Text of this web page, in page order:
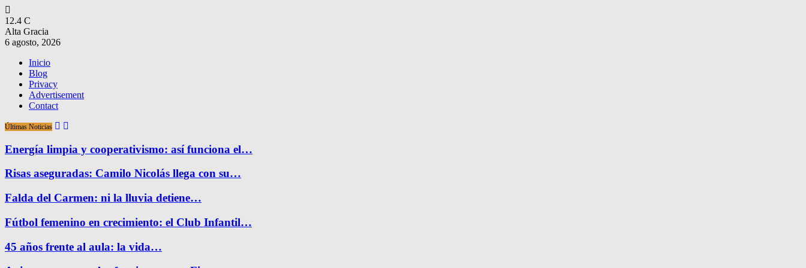
12.4 C
Alta Gracia
6 agosto, 2026
Inicio
Blog
Privacy
Advertisement
Contact
Últimas Noticias
Energía limpia y cooperativismo: así funciona el…
Risas aseguradas: Camilo Nicolás llega con su…
Falda del Carmen: ni la lluvia detiene…
Fútbol femenino en crecimiento: el Club Infantil…
45 años frente al aula: la vida…